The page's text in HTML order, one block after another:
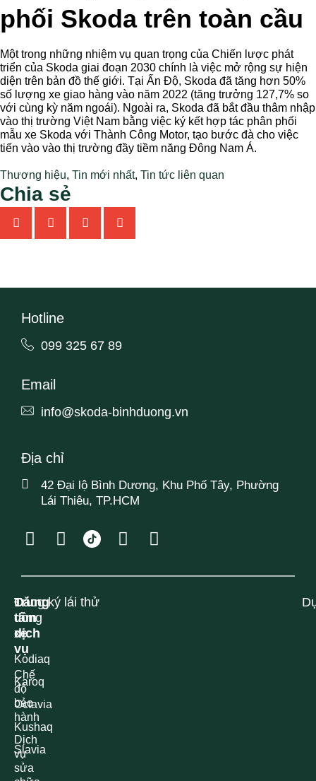
phối Skoda trên toàn cầu
Một trong những nhiệm vụ quan trọng của Chiến lược phát
triển của Skoda giai đoạn 2030 chính là việc mở rộng sự hiện
diện trên bản đồ thế giới. Tại Ấn Độ, Skoda đã tăng hơn 50%
số lượng xe giao hàng vào năm 2022 (tăng trưởng 127,7% so
với cùng kỳ năm ngoái). Ngoài ra, Skoda đã bắt đầu thâm nhập
vào thị trường Việt Nam bằng việc ký kết hợp tác phân phối
mẫu xe Skoda với Thành Công Motor, tạo bước đà cho việc
tiến vào vào thị trường đầy tiềm năng Đông Nam Á.
Thương hiệu, Tin mới nhất, Tin tức liên quan
Chia sẻ
Hotline
099 325 67 89
Email
info@skoda-binhduong.vn
Địa chỉ
42 Đại lộ Bình Dương, Khu Phố Tây, Phường
Lái Thiêu, TP.HCM
Các
dòng
xe
Kodiaq
Karoq
Octavia
Kushaq
Slavia
Trung
tâm
dịch
vụ
Chế
độ
bảo
hành
Dịch
vụ
sửa
Đăng ký lái thử